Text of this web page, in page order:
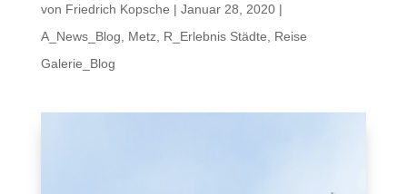
von Friedrich Kopsche | Januar 28, 2020|
A_News_Blog
Metz, R_Erlebnis Städte
Reise
Galerie_Blog